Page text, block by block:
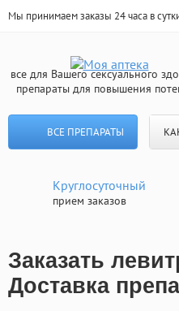
Мы принимаем заказы 24 часа в
все для Вашего сексуального
препараты для повышения
ВСЕ ПРЕПАРАТЫ
Круглосуточный
прием заказов
Заказать
Доставка